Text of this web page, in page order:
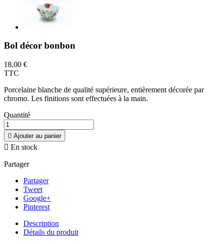
Bol décor bonbon
18,00 €
TTC
Porcelaine blanche de qualité supérieure, entièrement décorée par
chromo. Les finitions sont effectuées à la main.
Quantité
 Ajouter au panier
 En stock
Partager
Partager
Tweet
Google+
Pinterest
Description
Détails du produit